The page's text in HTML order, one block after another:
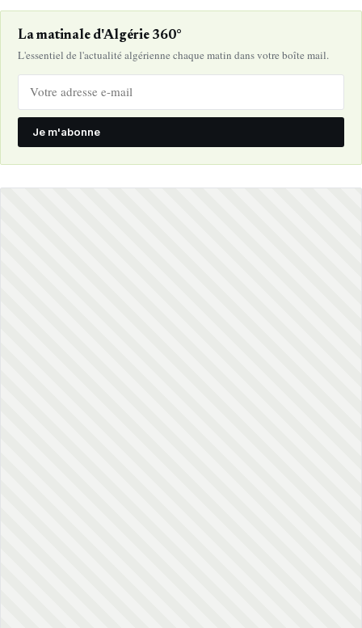
La matinale d'Algérie 360°
L'essentiel de l'actualité algérienne chaque matin dans votre boîte mail.
Je m'abonne